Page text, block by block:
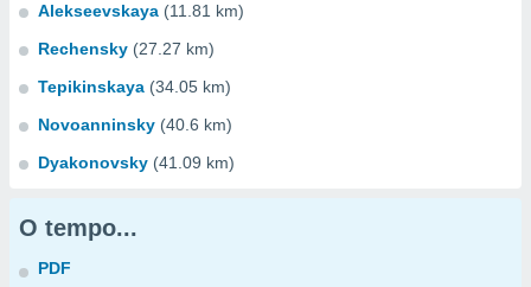
Alekseevskaya (11.81 km)
Rechensky (27.27 km)
Tepikinskaya (34.05 km)
Novoanninsky (40.6 km)
Dyakonovsky (41.09 km)
O tempo...
PDF